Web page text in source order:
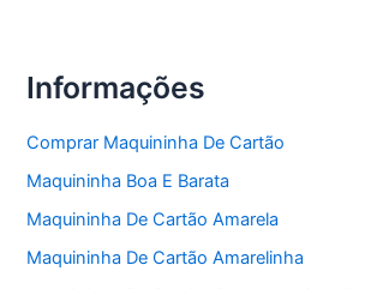
Informações
Comprar Maquininha De Cartão
Maquininha Boa E Barata
Maquininha De Cartão Amarela
Maquininha De Cartão Amarelinha